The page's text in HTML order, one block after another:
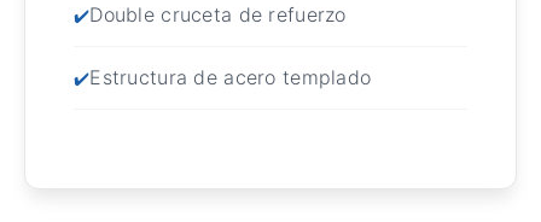
Double cruceta de refuerzo
Estructura de acero templado